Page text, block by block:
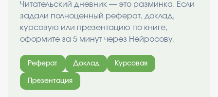
Читательский дневник — это разминка. Если
задали полноценный реферат, доклад,
курсовую или презентацию по книге,
оформите за 5 минут через Нейросову.
Реферат Доклад Курсовая
Презентация